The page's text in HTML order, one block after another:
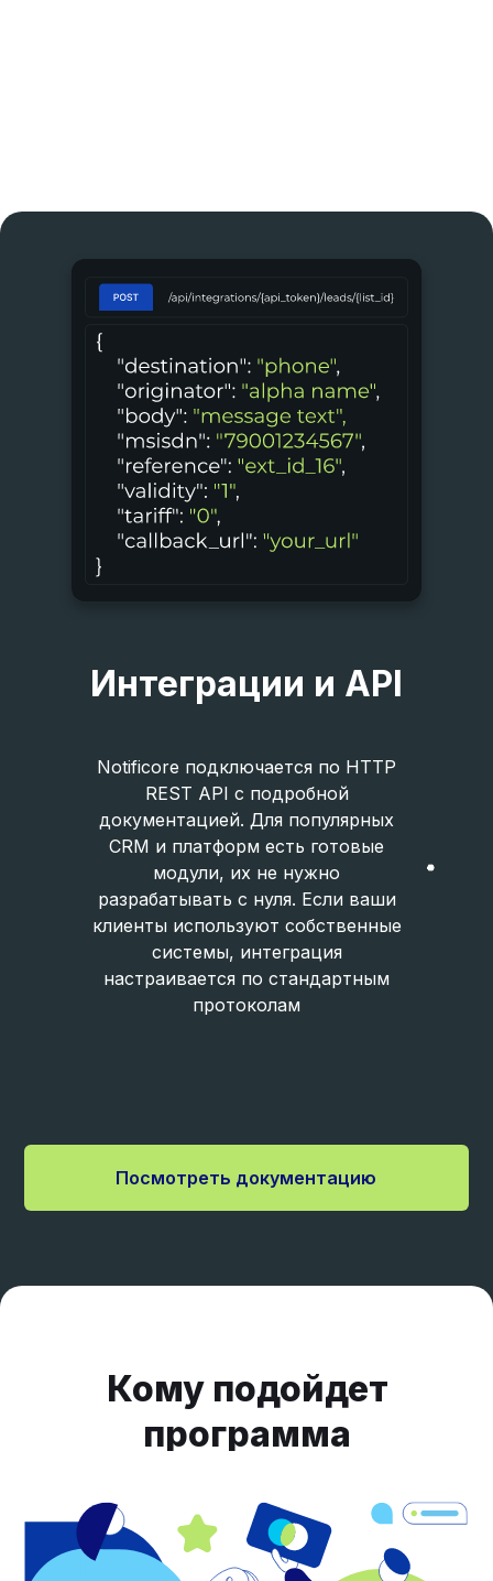
Интеграции и API
Посмотреть документацию
Notificore подключается по HTTP
REST API с подробной
документацией. Для популярных
CRM и платформ есть готовые
модули, их не нужно
разрабатывать с нуля. Если ваши
клиенты используют собственные
системы, интеграция
настраивается по стандартным
протоколам
Кому подойдет
программа